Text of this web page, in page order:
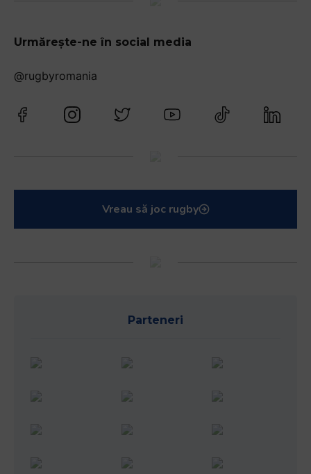
Urmărește-ne în social media
@rugbyromania
Vreau să joc rugby
Parteneri